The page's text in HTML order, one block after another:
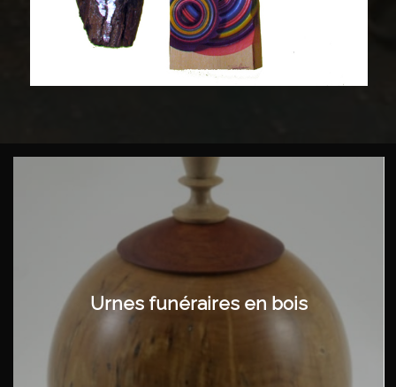
Urnes funéraires en bois